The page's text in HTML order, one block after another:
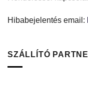
Hibabejelentés email:
SZÁLLÍTÓ